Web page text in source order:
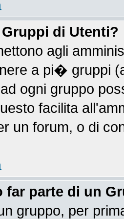
di Utenti?
agli
a pi� gruppi
ogni gruppo
facilita
un forum, o di
far parte di un
gruppo, per